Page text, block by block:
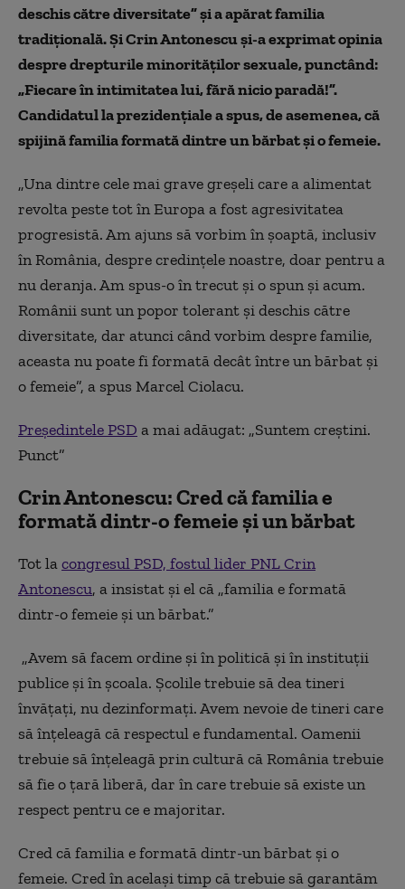
deschis către diversitate” și a apărat familia
tradițională. Și Crin Antonescu și-a exprimat opinia
despre drepturile minorităților sexuale, punctând:
„Fiecare în intimitatea lui, fără nicio paradă!”.
Candidatul la prezidențiale a spus, de asemenea, că
spijină familia formată dintre un bărbat și o femeie.
„Una dintre cele mai grave greşeli care a alimentat
revolta peste tot în Europa a fost agresivitatea
progresistă. Am ajuns să vorbim în şoaptă, inclusiv
în România, despre credinţele noastre, doar pentru a
nu deranja. Am spus-o în trecut şi o spun şi acum.
Românii sunt un popor tolerant şi deschis către
diversitate, dar atunci când vorbim despre familie,
aceasta nu poate fi formată decât între un bărbat şi
o femeie”, a spus Marcel Ciolacu.
Președintele PSD a mai adăugat: „Suntem creştini.
Punct”
Crin Antonescu: Cred că familia e
formată dintr-o femeie și un bărbat
Tot lacongresul PSD, fostul lider PNL Crin
Antonescu, a insistat și el că „familia e formată
dintr-o femeie și un bărbat.”
„Avem să facem ordine și în politică și în instituții
publice și în școala. Școlile trebuie să dea tineri
învățați, nu dezinformați. Avem nevoie de tineri care
să înțeleagă că respectul e fundamental. Oamenii
trebuie să înțeleagă prin cultură că România trebuie
să fie o țară liberă, dar în care trebuie să existe un
respect pentru ce e majoritar.
Cred că familia e formată dintr-un bărbat și o
femeie. Cred în același timp că trebuie să garantăm